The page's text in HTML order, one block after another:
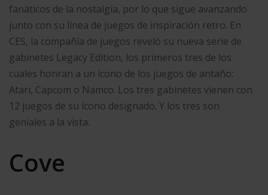
fanáticos de la nostalgia, por lo que sigue avanzando
junto con su línea de juegos de inspiración retro. En
CES, la compañía de juegos reveló su nueva serie de
gabinetes Legacy Edition, los primeros tres de los
cuales honran a un ícono de los juegos de antaño:
Atari, Capcom o Namco. Los tres gabinetes vienen con
12 juegos de su ícono designado. Y los tres son
geniales a la vista.
Cove